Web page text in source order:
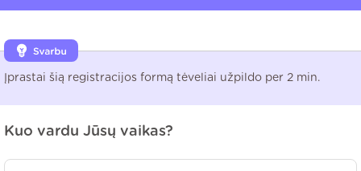
Įprastai šią registracijos formą tėveliai užpildo per 2 min.
Kuo vardu Jūsų vaikas?